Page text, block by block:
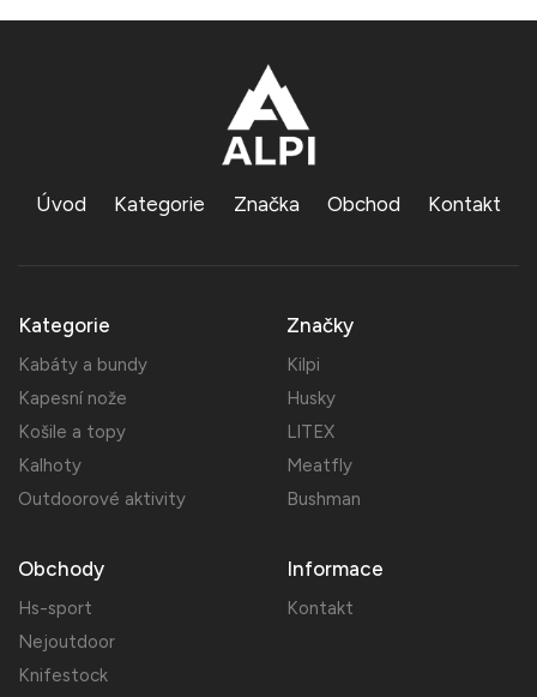
Úvod Kategorie Značka Obchod Kontakt
Kategorie
Kabáty a bundy
Kapesní nože
Košile a topy
Kalhoty
Outdoorové aktivity
Značky
Kilpi
Husky
LITEX
Meatfly
Bushman
Obchody
Hs-sport
Nejoutdoor
Knifestock
Informace
Kontakt